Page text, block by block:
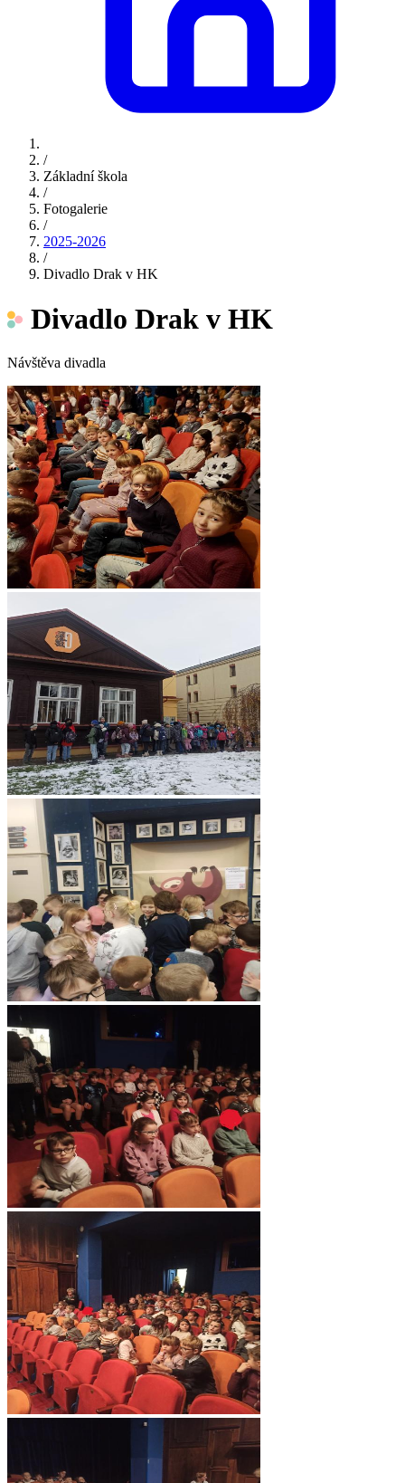
/
Základní škola
/
Fotogalerie
/
2025-2026
/
Divadlo Drak v HK
Divadlo Drak v HK
Návštěva divadla